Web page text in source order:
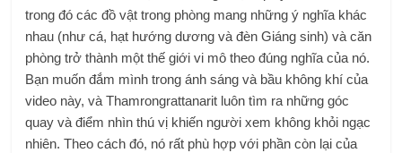
trong đó các đồ vật trong phòng mang những ý nghĩa khác
nhau (như cá, hạt hướng dương và đèn Giáng sinh) và căn
phòng trở thành một thế giới vi mô theo đúng nghĩa của nó.
Bạn muốn đắm mình trong ánh sáng và bầu không khí của
video này, và Thamrongrattanarit luôn tìm ra những góc
quay và điểm nhìn thú vị khiến người xem không khỏi ngạc
nhiên. Theo cách đó, nó rất phù hợp với phần còn lại của